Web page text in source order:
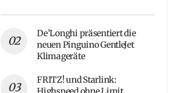
De’Longhi präsentiert die
neuen Pinguino GentleJet
Klimageräte
FRITZ! und Starlink: